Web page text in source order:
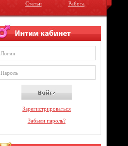
Статьи Работа
Зарегистрироваться
Забыли пароль?